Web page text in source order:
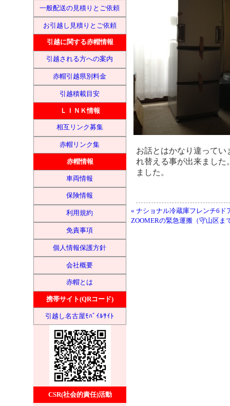
一般配送の見積りとご依頼
お引越し見積りとご依頼
引越に関する赤帽情報
引越される方への案内
赤帽引越県別料金
引越積載目安
ＬＩＮＫ情報
相互リンク募集
赤帽リンク集
赤帽情報
車両情報
保険情報
利用規約
免責事項
個人情報保護方針
会社概要
赤帽とは
携帯サイト(QRコード)
引越し名古屋ﾓﾊﾞｲﾙｻｲﾄ
CSR(社会的責任)活動
お話とはかなり違って
れ替える事が出来まし
ました。
« ナショナル冷蔵庫フレンチ6ド
ZOOMERの緊急運搬（守山区ま